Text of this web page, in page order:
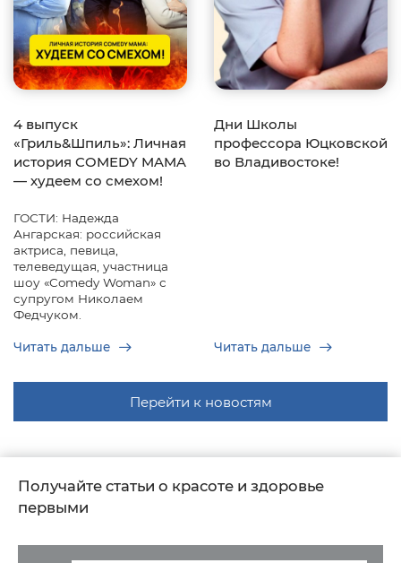
4 выпуск
«Гриль&Шпиль»: Личная
история COMEDY MAMA
— худеем со смехом!
ГОСТИ: Надежда
Ангарская: российская
актриса, певица,
телеведущая, участница
шоу «Comedy Woman» с
супругом Николаем
Федчуком.
Читать дальше
Дни Школы
профессора Юцковской
во Владивостоке!
Читать дальше
Перейти к новостям
Получайте статьи о красоте и здоровье
первыми